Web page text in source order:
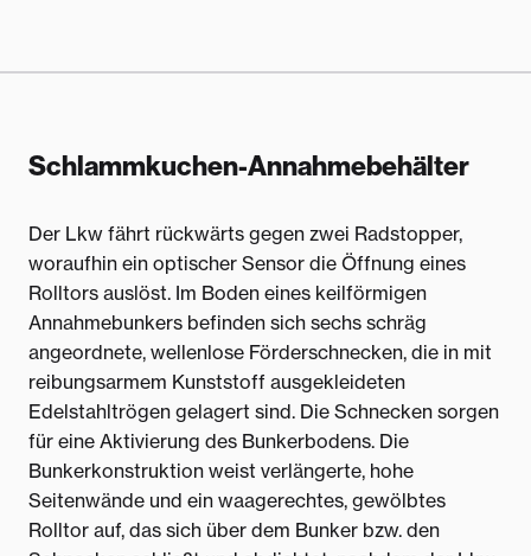
Schlammkuchen-Annahmebehälter
Der Lkw fährt rückwärts gegen zwei Radstopper,
woraufhin ein optischer Sensor die Öffnung eines
Rolltors auslöst. Im Boden eines keilförmigen
Annahmebunkers befinden sich sechs schräg
angeordnete, wellenlose Förderschnecken, die in mit
reibungsarmem Kunststoff ausgekleideten
Edelstahltrögen gelagert sind. Die Schnecken sorgen
für eine Aktivierung des Bunkerbodens. Die
Bunkerkonstruktion weist verlängerte, hohe
Seitenwände und ein waagerechtes, gewölbtes
Rolltor auf, das sich über dem Bunker bzw. den